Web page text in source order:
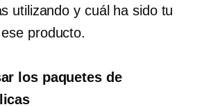
utilizando y cuál ha sido tu
producto.
los paquetes de